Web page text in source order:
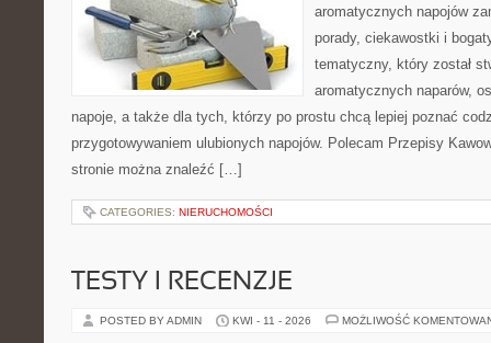
aromatycznych napojów
porady, ciekawostki i
tematyczny, który został
aromatycznych naparów,
napoje, a także dla tych, którzy po prostu chcą lepiej poznać
przygotowywaniem ulubionych napojów. Polecam Przepisy
stronie można znaleźć […]
CATEGORIES: NIERUCHOMOŚCI
TESTY I RECENZJE
POSTED BY ADMIN KWI - 11 - 2026 MOŻLIWOŚĆ